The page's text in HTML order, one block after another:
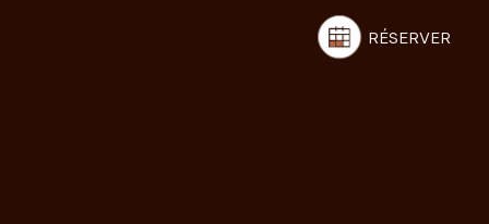
RÉSERVER